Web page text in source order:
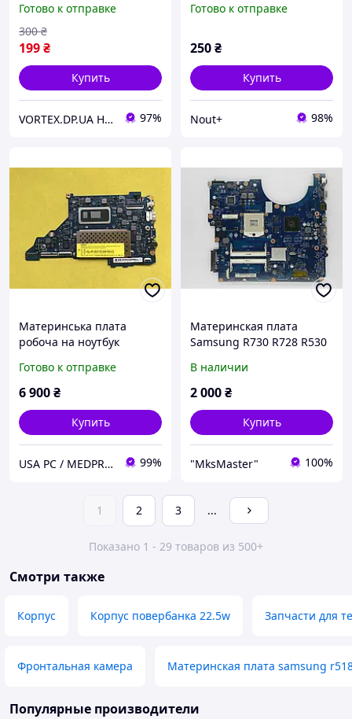
01336A (G0, GL40, HD
4550, 2xddr3) бу #
Готово к отправке
199₴
300 ₴
Купить
VORTEX.DP.UA Ноутбуки, компьютеры, запчасти, сервис 97%
Model:BRIGHTON Rev:1.2
Готово к отправке
250₴
Купить
Nout+ 98%
Материнська плата
робоча на ноутбук
White NP950XCJ (i7-10510U
/ 16GB)
Готово к отправке
6 900₴
Купить
USA PC / MEDPROFI 99%
Материнская плата
Samsung R730 R728 R530
nVIDIA GeForce 310M,
2XDDR3 BA92-06129A БУ
В наличии
2 000₴
Купить
"MksMaster" 100%
1 2 3 ...
Показано 1 - 29 товаров из 500+
Смотри также
Корпус Корпус повербанка 22.5w Запчасти для
Фронтальная камера Материнская плата samsung
Популярные производители